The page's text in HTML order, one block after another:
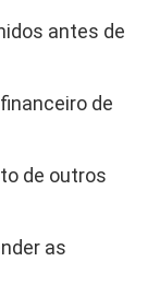
antes de
de
de outros
as